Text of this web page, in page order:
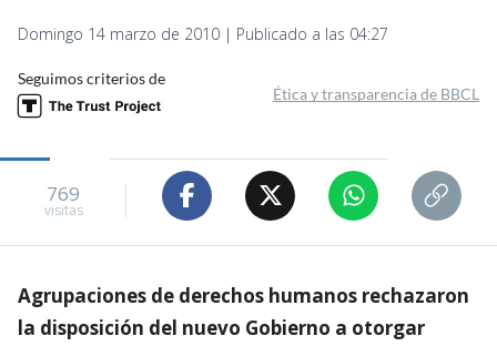
Domingo 14 marzo de 2010 | Publicado a las 04:27
Seguimos criterios de
Ética y transparencia de BBCL
769
visitas
Agrupaciones de derechos humanos rechazaron
la disposición del nuevo Gobierno a otorgar